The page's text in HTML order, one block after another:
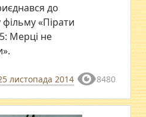
до
«Пірати
Мерці не
листопада 2014 8480